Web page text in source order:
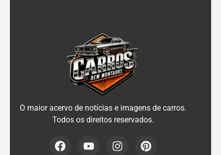
O maior acervo de notícias e imagens de carros.
Todos os direitos reservados.